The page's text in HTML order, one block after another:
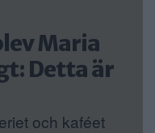
Maria
Detta är
och kaféet